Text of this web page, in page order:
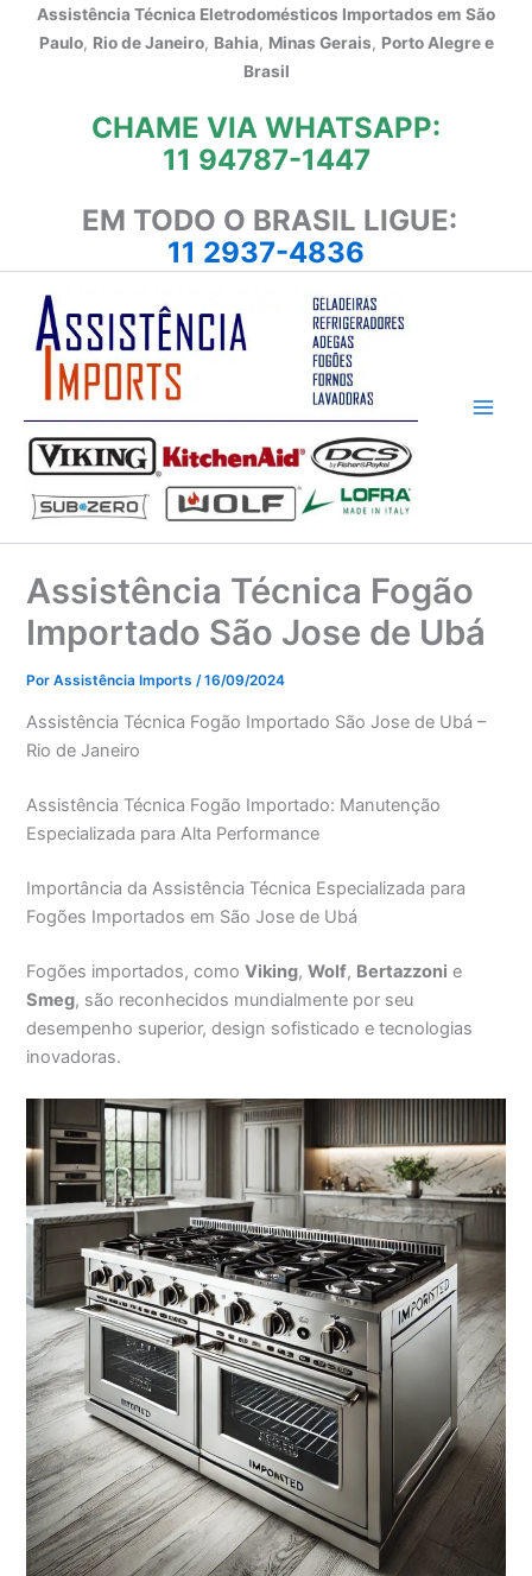
Assistência Técnica Eletrodomésticos Importados em São
Paulo, Rio de Janeiro, Bahia, Minas Gerais, Porto Alegre e
Brasil
CHAME VIA WHATSAPP:
11 94787-1447
EM TODO O BRASIL LIGUE:
11 2937-4836
Assistência Técnica Fogão
Importado São Jose de Ubá
PorAssistência Imports/16/09/2024
Assistência Técnica Fogão Importado São Jose de Ubá –
Rio de Janeiro
Assistência Técnica Fogão Importado: Manutenção
Especializada para Alta Performance
Importância da Assistência Técnica Especializada para
Fogões Importados em São Jose de Ubá
Fogões importados, comoViking,Wolf, Bertazzoni e
Smeg, são reconhecidos mundialmente por seu
desempenho superior, design sofisticado e tecnologias
inovadoras.